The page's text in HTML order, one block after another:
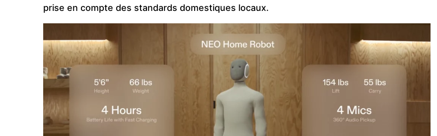
prise en compte des standards domestiques locaux.